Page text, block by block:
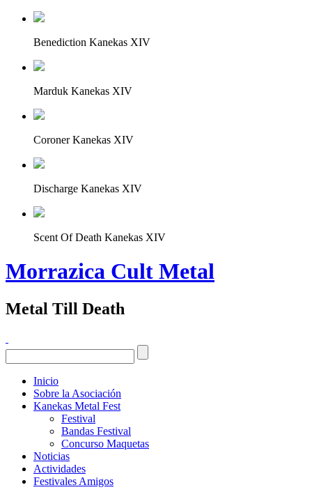
Benediction Kanekas XIV
Marduk Kanekas XIV
Coroner Kanekas XIV
Discharge Kanekas XIV
Scent Of Death Kanekas XIV
Morrazica Cult Metal
Metal Till Death
Inicio
Sobre la Asociación
Kanekas Metal Fest
Festival
Bandas Festival
Concurso Maquetas
Noticias
Actividades
Festivales Amigos